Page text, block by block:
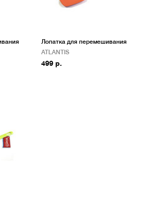
Лопатка для перемешивания
ATLANTIS
499 р.